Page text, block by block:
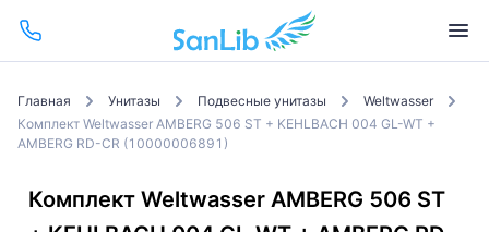
Главная Унитазы Подвесные унитазы
Weltwasser
Комплект Weltwasser AMBERG 506 ST + KEHLBACH 004 GL-WT +
AMBERG RD-CR (10000006891)
Комплект Weltwasser AMBERG 506 ST